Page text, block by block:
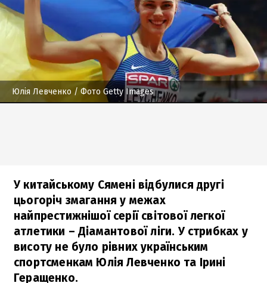
Юлія Левченко / Фото Getty Images
У китайському Сямені відбулися другі
цьогоріч змагання у межах
найпрестижнішої серії світової легкої
атлетики – Діамантової ліги. У стрибках у
висоту не було рівних українським
спортсменкам Юлія Левченко та Ірині
Геращенко.